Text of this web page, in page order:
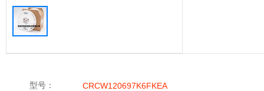
型号： CRCW120697K6FKEA